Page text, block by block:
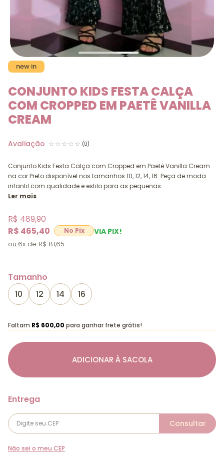
new in
CONJUNTO KIDS FESTA CALÇA
COM CROPPED EM PAETÊ VANILLA
CREAM
(0)
Conjunto Kids Festa Calça com Cropped em Paetê Vanilla Cream
na cor Preto disponível nos tamanhos 10, 12, 14, 16. Peça de moda
infantil com qualidade e estilo para as pequenas.
Ler mais
R$ 465,40 VIA PIX!
R$ 489,90
6x R$ 81,65
Tamanho
10
12 14 16
ADICIONAR À SACOLA
Faltam R$ 600,00 para ganhar frete grátis!
Não sei o meu CEP